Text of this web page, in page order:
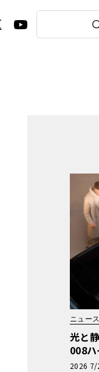
ニュー
光と
008
かな
2026 7/